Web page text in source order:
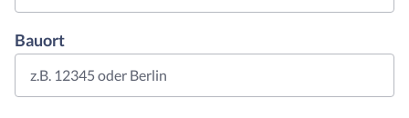
Bauort
z.B. 12345 oder Berlin